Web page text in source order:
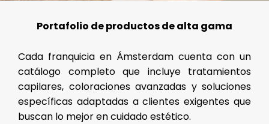
Portafolio de productos de alta gama
Cada franquicia en Ámsterdam cuenta con un
catálogo completo que incluye tratamientos
capilares, coloraciones avanzadas y soluciones
específicas adaptadas a clientes exigentes que
buscan lo mejor en cuidado estético.